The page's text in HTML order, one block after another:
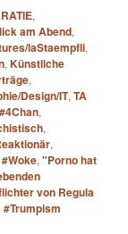
,
am Abend,
laStaempfli,
,Künstliche
,
Design/IT,TA
#4Chan,
,
,
#Woke,"Porno hat
von Regula